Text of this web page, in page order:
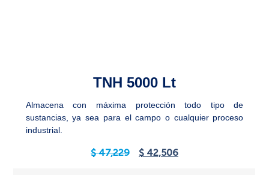
TNH 5000 Lt
Almacena con máxima protección todo tipo de
sustancias, ya sea para el campo o cualquier proceso
industrial.
$47,229 $ 42,506